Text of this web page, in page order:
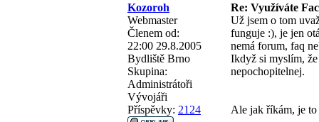
Kozoroh
Re: Využíváte
Webmaster
Členem od:
22:00 29.8.2005
Bydliště Brno
Skupina:
Administrátoři
Vývojáři
Příspěvky: 2124
Už jsem o tom
funguje :), je jen
nemá forum, faq
Ikdyž si myslím,
nepochopitelnej.
Ale jak říkám, je to